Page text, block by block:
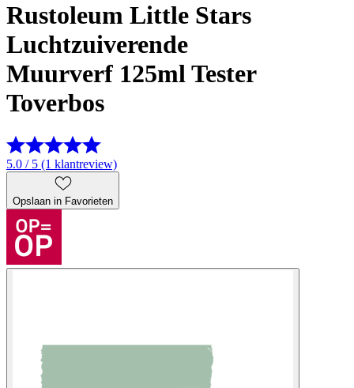
Rustoleum Little Stars
Luchtzuiverende
Muurverf 125ml Tester
Toverbos
5.0 / 5 (1 klantreview)
Opslaan in Favorieten